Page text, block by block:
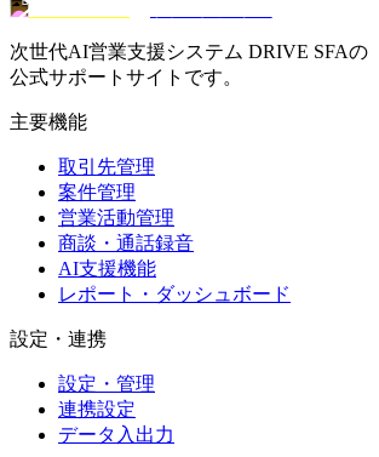
次世代AI営業支援システム DRIVE SFAの
公式サポートサイトです。
主要機能
取引先管理
案件管理
営業活動管理
商談・通話録音
AI支援機能
レポート・ダッシュボード
設定・連携
設定・管理
連携設定
データ入出力